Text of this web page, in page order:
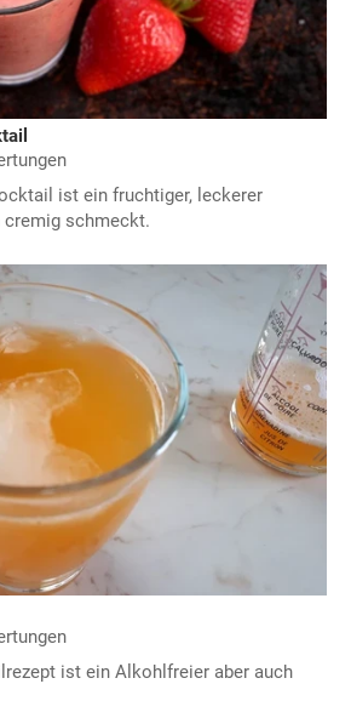
ist ein fruchtiger, leckerer
schmeckt.
ist ein Alkohlfreier aber auch